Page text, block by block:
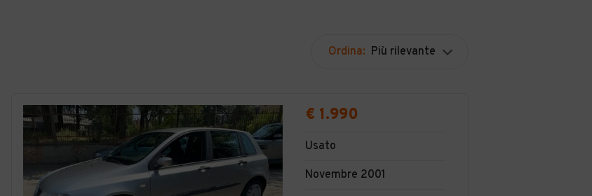
Ordina: Più rilevante
€ 1.990
Usato
Novembre 2001